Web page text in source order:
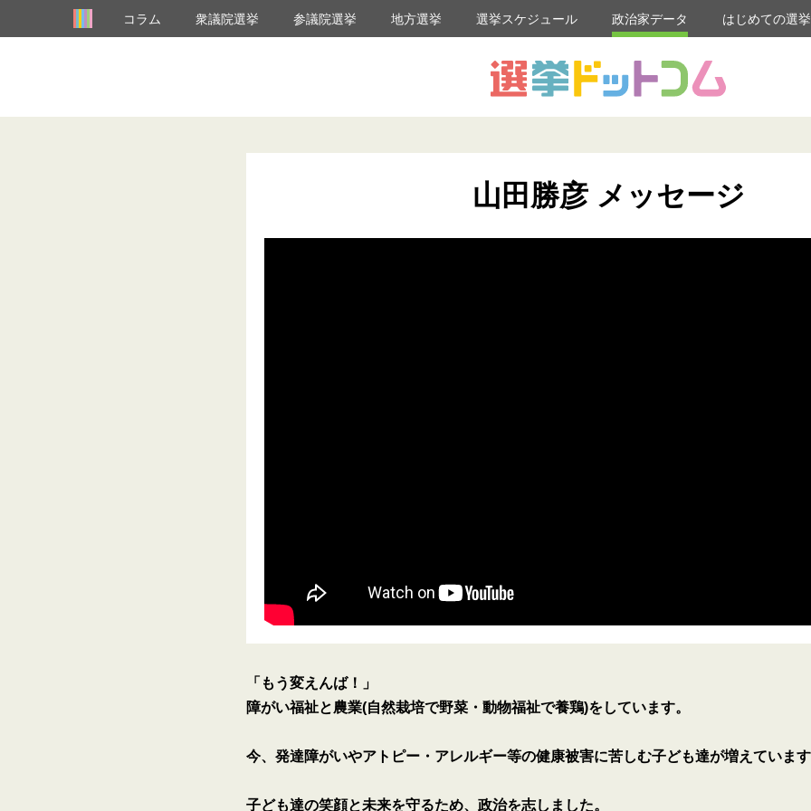
コラム 衆議院選挙 参議院選挙 地方選挙 選挙スケジュール 政治家データ はじめての選挙
山田勝彦 メッセージ
「もう変えんば！」
障がい福祉と農業(自然栽培で野菜・動物福祉で養鶏)をしています。
今、発達障がいやアトピー・アレルギー等の健康被害に苦しむ子ども達が増えていま
子ども達の笑顔と未来を守るため、政治を志しました。